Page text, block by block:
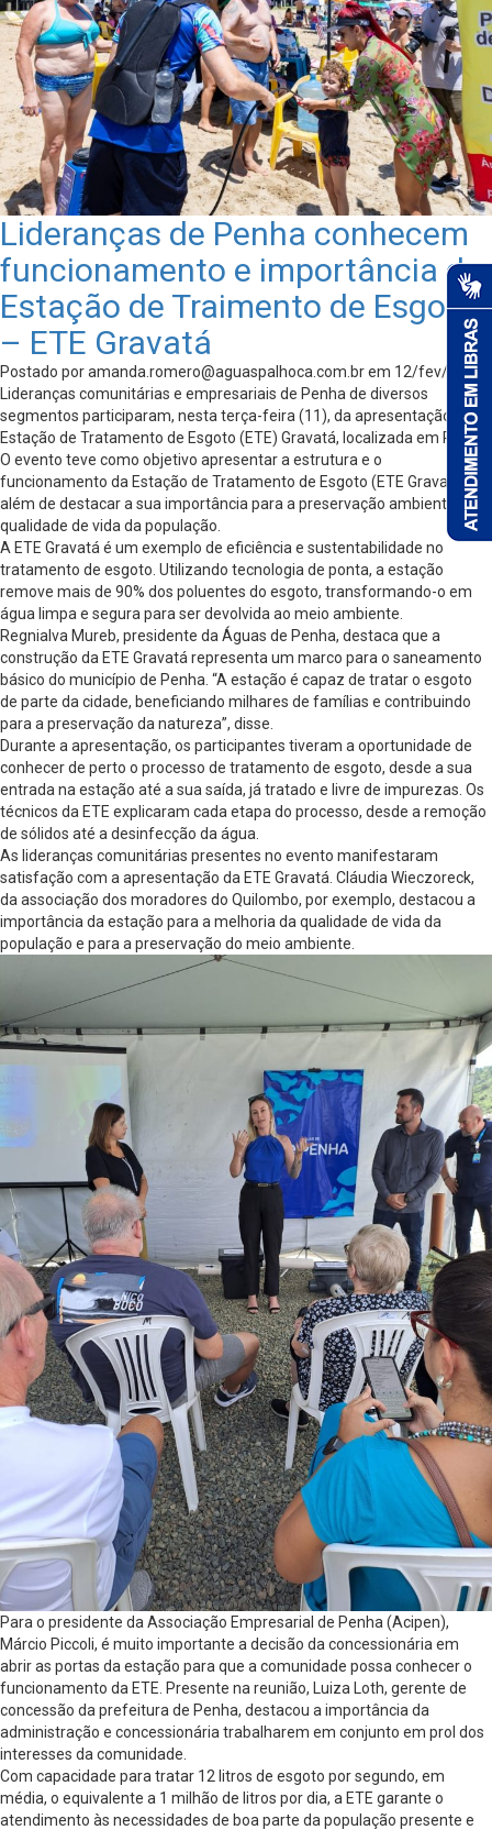
Lideranças de Penha conhecem
funcionamento e importância da
Estação de Traimento de Esgoto
– ETE Gravatá
Postado poramanda.romero@aguaspalhoca.com.brem 12/fev/2025 -
Lideranças comunitárias e empresariais de Penha de diversos
segmentos participaram, nesta terça-feira (11), da apresentação da
Estação de Tratamento de Esgoto (ETE) Gravatá, localizada em Penha.
O evento teve como objetivo apresentar a estrutura e o
funcionamento da Estação de Tratamento de Esgoto (ETE Gravatá),
além de destacar a sua importância para a preservação ambiental e a
qualidade de vida da população.
A ETE Gravatá é um exemplo de eficiência e sustentabilidade no
tratamento de esgoto. Utilizando tecnologia de ponta, a estação
remove mais de 90% dos poluentes do esgoto, transformando-o em
água limpa e segura para ser devolvida ao meio ambiente.
Regnialva Mureb, presidente da Águas de Penha, destaca que a
construção da ETE Gravatá representa um marco para o saneamento
básico do município de Penha. “A estação é capaz de tratar o esgoto
de parte da cidade, beneficiando milhares de famílias e contribuindo
para a preservação da natureza”, disse.
Durante a apresentação, os participantes tiveram a oportunidade de
conhecer de perto o processo de tratamento de esgoto, desde a sua
entrada na estação até a sua saída, já tratado e livre de impurezas. Os
técnicos da ETE explicaram cada etapa do processo, desde a remoção
de sólidos até a desinfecção da água.
As lideranças comunitárias presentes no evento manifestaram
satisfação com a apresentação da ETE Gravatá. Cláudia Wieczoreck,
da associação dos moradores do Quilombo, por exemplo, destacou a
importância da estação para a melhoria da qualidade de vida da
população e para a preservação do meio ambiente.
Para o presidente da Associação Empresarial de Penha (Acipen),
Márcio Piccoli, é muito importante a decisão da concessionária em
abrir as portas da estação para que a comunidade possa conhecer o
funcionamento da ETE. Presente na reunião, Luiza Loth, gerente de
concessão da prefeitura de Penha, destacou a importância da
administração e concessionária trabalharem em conjunto em prol dos
interesses da comunidade.
Com capacidade para tratar 12 litros de esgoto por segundo, em
média, o equivalente a 1 milhão de litros por dia, a ETE garante o
atendimento às necessidades de boa parte da população presente e